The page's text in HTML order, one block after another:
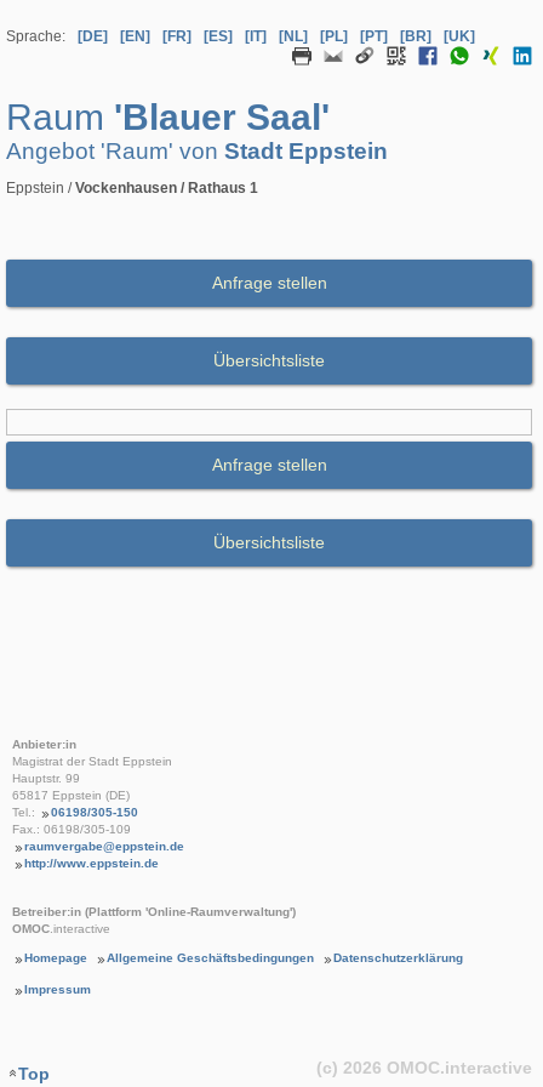
Sprache: [DE] [EN] [FR] [ES] [IT] [NL] [PL] [PT] [BR] [UK]
Raum 'Blauer Saal'
Angebot 'Raum' von Stadt Eppstein
Eppstein /Vockenhausen / Rathaus 1
Anfrage stellen
Übersichtsliste
Anfrage stellen
Übersichtsliste
Anbieter:in
Magistrat der Stadt Eppstein
Hauptstr. 99
65817 Eppstein (DE)
Tel.:
06198/305-150
Fax.: 06198/305-109
raumvergabe@eppstein.de
http://www.eppstein.de
Betreiber:in (Plattform 'Online-Raumverwaltung')
OMOC.interactive
Homepage Allgemeine Geschäftsbedingungen Datenschutzerklärung
Impressum
Top (c) 2026 OMOC.interactive